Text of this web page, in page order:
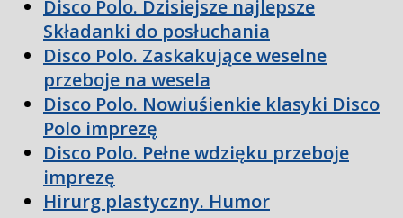
Disco Polo. Dzisiejsze najlepsze
Składanki do posłuchania
Disco Polo. Zaskakujące weselne
przeboje na wesela
Disco Polo. Nowiuśienkie klasyki Disco
Polo imprezę
Disco Polo. Pełne wdzięku przeboje
imprezę
Hirurg plastyczny. Humor